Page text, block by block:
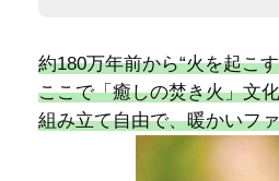
約180万年前から“火を起こ
ここで「癒しの焚き火」文
組み立て自由で、暖かいフ